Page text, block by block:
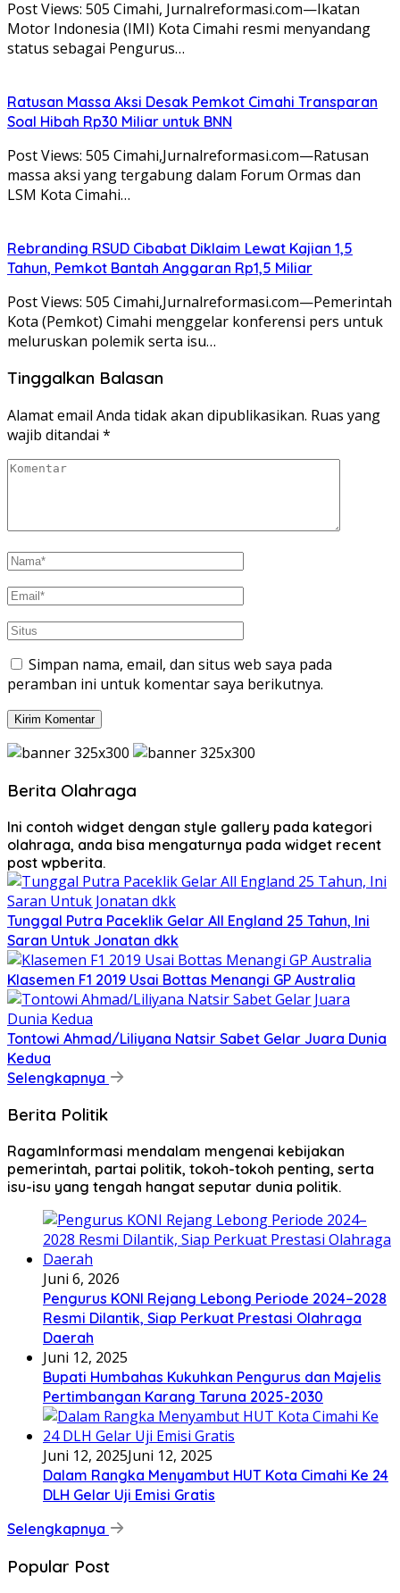
Post Views: 505 Cimahi, Jurnalreformasi.com—Ikatan
Motor Indonesia (IMI) Kota Cimahi resmi menyandang
status sebagai Pengurus…
Ratusan Massa Aksi Desak Pemkot Cimahi Transparan
Soal Hibah Rp30 Miliar untuk BNN
Post Views: 505 Cimahi,Jurnalreformasi.com—Ratusan
massa aksi yang tergabung dalam Forum Ormas dan
LSM Kota Cimahi…
Rebranding RSUD Cibabat Diklaim Lewat Kajian 1,5
Tahun, Pemkot Bantah Anggaran Rp1,5 Miliar
Post Views: 505 Cimahi,Jurnalreformasi.com—Pemerintah
Kota (Pemkot) Cimahi menggelar konferensi pers untuk
meluruskan polemik serta isu…
Tinggalkan Balasan
Alamat email Anda tidak akan dipublikasikan. Ruas yang
wajib ditandai *
Simpan nama, email, dan situs web saya pada
peramban ini untuk komentar saya berikutnya.
Berita Olahraga
Ini contoh widget dengan style gallery pada kategori
olahraga, anda bisa mengaturnya pada widget recent
post wpberita.
Tunggal Putra Paceklik Gelar All England 25 Tahun, Ini
Saran Untuk Jonatan dkk
Klasemen F1 2019 Usai Bottas Menangi GP Australia
Tontowi Ahmad/Liliyana Natsir Sabet Gelar Juara Dunia
Kedua
Selengkapnya
Berita Politik
RagamInformasi mendalam mengenai kebijakan
pemerintah, partai politik, tokoh-tokoh penting, serta
isu-isu yang tengah hangat seputar dunia politik.
Juni 6, 2026
Pengurus KONI Rejang Lebong Periode 2024–2028
Resmi Dilantik, Siap Perkuat Prestasi Olahraga
Daerah
Juni 12, 2025
Bupati Humbahas Kukuhkan Pengurus dan Majelis
Pertimbangan Karang Taruna 2025-2030
Juni 12, 2025Juni 12, 2025
Dalam Rangka Menyambut HUT Kota Cimahi Ke 24
DLH Gelar Uji Emisi Gratis
Selengkapnya
Popular Post